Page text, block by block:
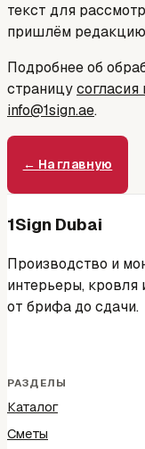
текст для
пришлём
Подробнее об
страницусогласия
info@1sign.ae.
← На главную
1Sign Dubai
Производство и
интерьеры, кровля
от брифа до сдачи.
РАЗДЕЛЫ
Каталог
Сметы